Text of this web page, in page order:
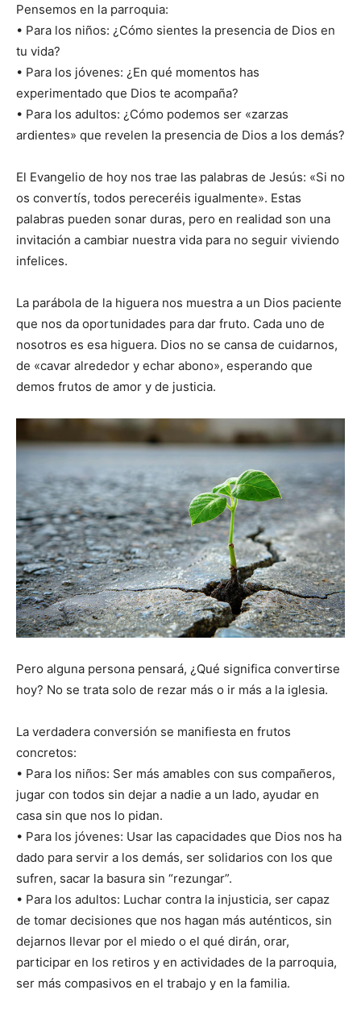
Pensemos en la parroquia:
• Para los niños: ¿Cómo sientes la presencia de Dios en
tu vida?
• Para los jóvenes: ¿En qué momentos has
experimentado que Dios te acompaña?
• Para los adultos: ¿Cómo podemos ser «zarzas
ardientes» que revelen la presencia de Dios a los demás?
El Evangelio de hoy nos trae las palabras de Jesús: «Si no
os convertís, todos pereceréis igualmente». Estas
palabras pueden sonar duras, pero en realidad son una
invitación a cambiar nuestra vida para no seguir viviendo
infelices.
La parábola de la higuera nos muestra a un Dios paciente
que nos da oportunidades para dar fruto. Cada uno de
nosotros es esa higuera. Dios no se cansa de cuidarnos,
de «cavar alrededor y echar abono», esperando que
demos frutos de amor y de justicia.
Pero alguna persona pensará, ¿Qué significa convertirse
hoy? No se trata solo de rezar más o ir más a la iglesia.
La verdadera conversión se manifiesta en frutos
concretos:
• Para los niños: Ser más amables con sus compañeros,
jugar con todos sin dejar a nadie a un lado, ayudar en
casa sin que nos lo pidan.
• Para los jóvenes: Usar las capacidades que Dios nos ha
dado para servir a los demás, ser solidarios con los que
sufren, sacar la basura sin “rezungar”.
• Para los adultos: Luchar contra la injusticia, ser capaz
de tomar decisiones que nos hagan más auténticos, sin
dejarnos llevar por el miedo o el qué dirán, orar,
participar en los retiros y en actividades de la parroquia,
ser más compasivos en el trabajo y en la familia.